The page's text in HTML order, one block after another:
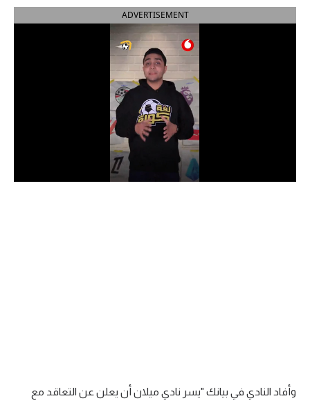
الدوري الألماني
الدوري السعودي للمحترفين
دوري أبطال إفريقيا
منتخب مصر
ADVERTISEMENT
وأفاد النادي في بيانك "يسر نادي ميلان أن يعلن عن التعاقد مع